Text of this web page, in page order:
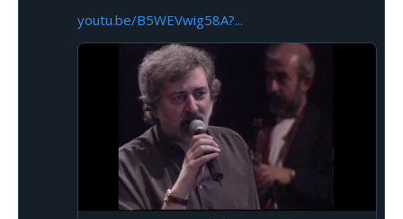
youtu.be/B5WEVwig58A?...